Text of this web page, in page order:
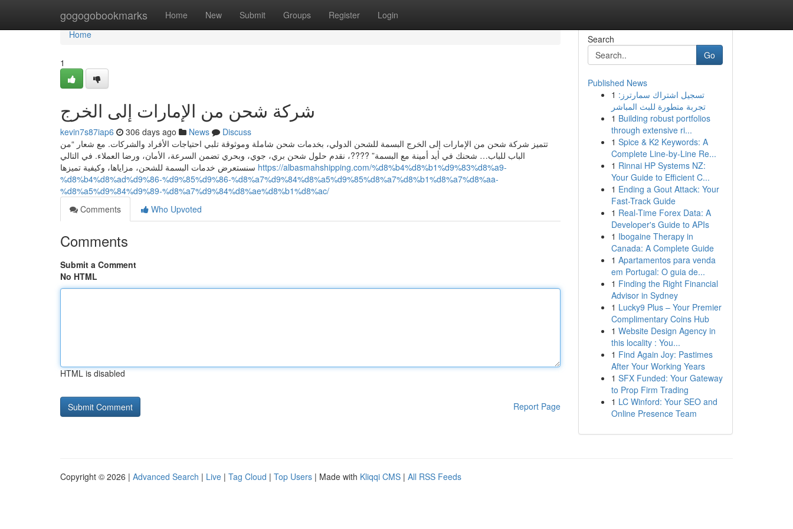
gogogobookmarks Home New Submit Groups Register Login
Home
Home
1
شركة شحن من الإمارات إلى الخرج
kevin7s87iap6 306 days ago News
Discuss
تتميز شركة شحن من الإمارات إلى الخرج البسمة للشحن الدولي، بخدمات شحن شاملة وموثوقة تلبي احتياجات الأفراد والشركات. مع شعار “من
الباب للباب… شحنك في أيد أمينة مع البسمة” ????، نقدم حلول شحن بري، جوي، وبحري تضمن السرعة، الأمان، ورضا العملاء. في التالي
https://albasmahshipping.com/%d8%b4%d8%b1%d9%83%d8%a9-
%d8%b4%d8%ad%d9%86-%d9%85%d9%86-%d8%a7%d9%84%d8%a5%d9%85%d8%a7%d8%b1%d8%a7%d8%aa-
%d8%a5%d9%84%d9%89-%d8%a7%d9%84%d8%ae%d8%b1%d8%ac/
Comments
Who Upvoted
Comments
Submit a Comment
No HTML
HTML is disabled
Report Page
Search
Go
Published News
1 تسجيل اشتراك سمارترز:
تجربة متطورة للبث المباشر
1 Building robust portfolios
through extensive ri...
1 Spice & K2 Keywords: A
Complete Line-by-Line Re...
1 Rinnai HP Systems NZ:
Your Guide to Efficient C...
1 Ending a Gout Attack: Your
Fast-Track Guide
1 Real-Time Forex Data: A
Developer's Guide to APIs
1 Ibogaine Therapy in
Canada: A Complete Guide
1 Apartamentos para venda
em Portugal: O guia de...
1 Finding the Right Financial
Advisor in Sydney
1 Lucky9 Plus – Your Premier
Complimentary Coins Hub
1 Website Design Agency in
this locality : You...
1 Find Again Joy: Pastimes
After Your Working Years
1 SFX Funded: Your Gateway
to Prop Firm Trading
1 LC Winford: Your SEO and
Online Presence Team
Copyright © 2026 | Advanced Search | Live | Tag Cloud | Top Users | Made with Kliqqi CMS | All RSS Feeds